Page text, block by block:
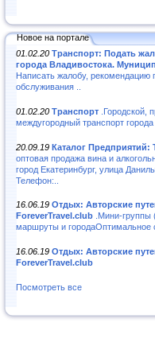
Новое на портале
01.02.20 Транспорт: Подать
города Владивостока.
Написать жалобу, рекомендацию
обслуживания ..
01.02.20 Транспорт .Городской,
междугородный транспорт города
20.09.19 Каталог Предприятий:
оптовая продажа вина и
город Екатеринбург, улица
Телефон:..
16.06.19 Отдых: Авторские
ForeverTravel.club .Мини-группы
маршруты и городаОптимальное
16.06.19 Отдых: Авторские
ForeverTravel.club
Посмотреть все